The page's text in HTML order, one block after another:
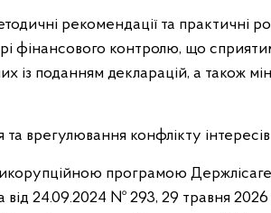
рекомендації та практичні
фінансового контролю, що
із поданням декларацій, а також
врегулювання конфлікту інтересів
програмою
24.09.2024 № 293, 29 травня 2026